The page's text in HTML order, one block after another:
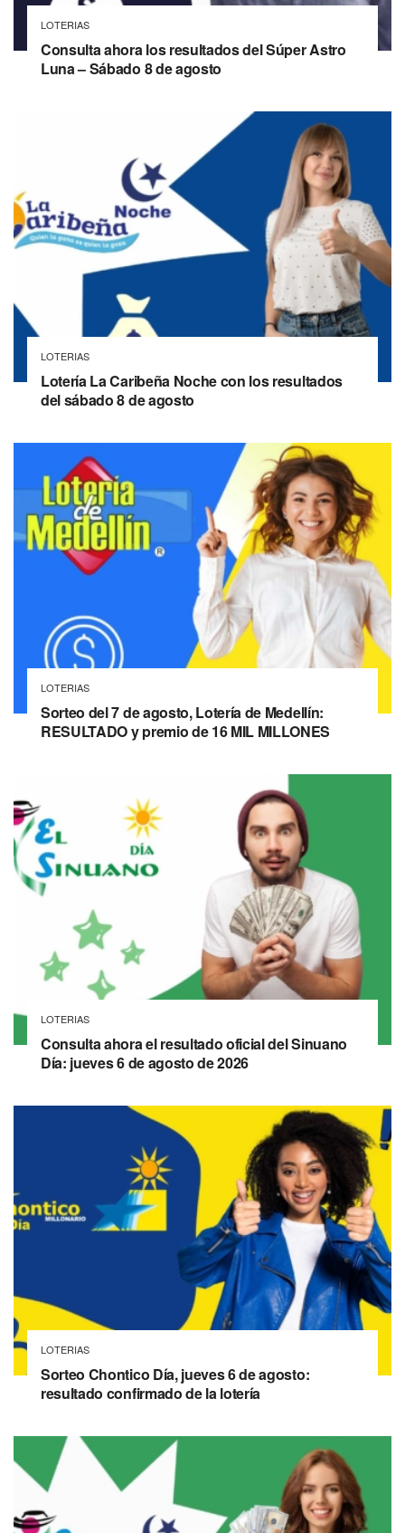
LOTERIAS
Consulta ahora los resultados del Súper Astro
Luna – Sábado 8 de agosto
LOTERIAS
Lotería La Caribeña Noche con los resultados
del sábado 8 de agosto
LOTERIAS
Sorteo del 7 de agosto, Lotería de Medellín:
RESULTADO y premio de 16 MIL MILLONES
LOTERIAS
Consulta ahora el resultado oficial del Sinuano
Día: jueves 6 de agosto de 2026
LOTERIAS
Sorteo Chontico Día, jueves 6 de agosto:
resultado confirmado de la lotería